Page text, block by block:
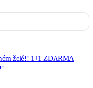
želé!! 1+1 ZDARMA